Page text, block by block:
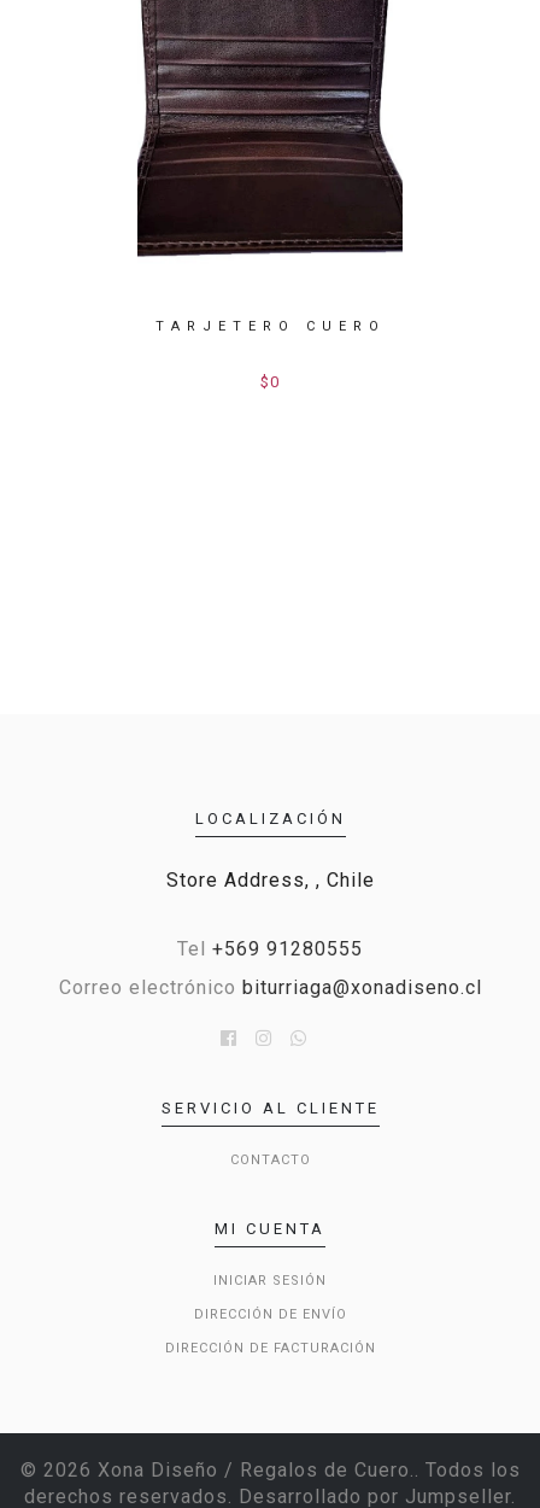
TARJETERO CUERO
$0
LOCALIZACIÓN
Store Address, , Chile
Tel +569 91280555
Correo electrónico biturriaga@xonadiseno.cl
SERVICIO AL CLIENTE
CONTACTO
MI CUENTA
INICIAR SESIÓN
DIRECCIÓN DE ENVÍO
DIRECCIÓN DE FACTURACIÓN
© 2026 Xona Diseño / Regalos de Cuero.. Todos los
derechos reservados. Desarrollado por Jumpseller